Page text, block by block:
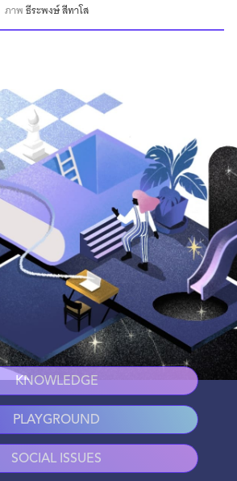
ภาพธีระพงษ์ สีทาโส
KNOWLEDGE
PLAYGROUND
SOCIAL ISSUES